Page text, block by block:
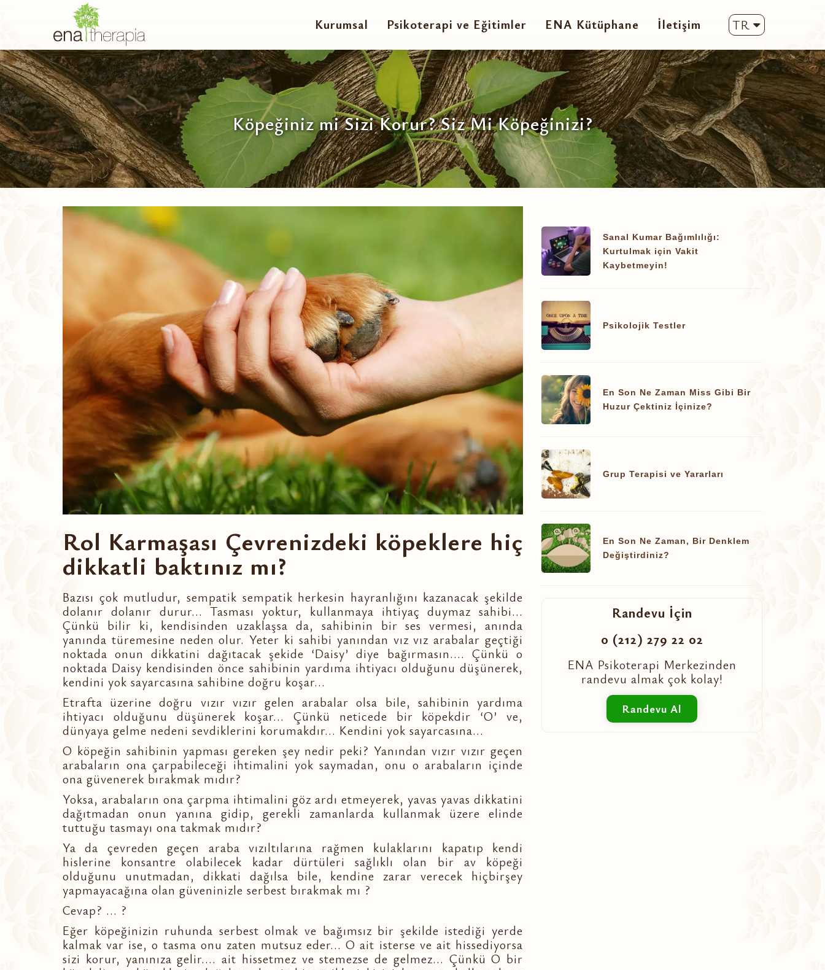
Kurumsal Psikoterapi ve Eğitimler ENA Kütüphane İletişim TR
Köpeğiniz mi Sizi Korur? Siz Mi Köpeğinizi?
Rol Karmaşası Çevrenizdeki köpeklere hiç
dikkatli baktınız mı?
Bazısı çok mutludur, sempatik sempatik herkesin hayranlığını kazanacak şekilde
dolanır dolanır durur... Tasması yoktur, kullanmaya ihtiyaç duymaz sahibi...
Çünkü bilir ki, kendisinden uzaklaşsa da, sahibinin bir ses vermesi, anında
yanında türemesine neden olur. Yeter ki sahibi yanından vız vız arabalar geçtiği
noktada onun dikkatini dağıtacak şekide ‘Daisy’ diye bağırmasın.... Çünkü o
noktada Daisy kendisinden önce sahibinin yardıma ihtiyacı olduğunu düşünerek,
kendini yok sayarcasına sahibine doğru koşar...
Etrafta üzerine doğru vızır vızır gelen arabalar olsa bile, sahibinin yardıma
ihtiyacı olduğunu düşünerek koşar... Çünkü neticede bir köpekdir ‘O’ ve,
dünyaya gelme nedeni sevdiklerini korumakdır... Kendini yok sayarcasına...
O köpeğin sahibinin yapması gereken şey nedir peki? Yanından vızır vızır geçen
arabaların ona çarpabileceği ihtimalini yok saymadan, onu o arabaların içinde
ona güvenerek bırakmak mıdır?
Yoksa, arabaların ona çarpma ihtimalini göz ardı etmeyerek, yavas yavas dikkatini
dağıtmadan onun yanına gidip, gerekli zamanlarda kullanmak üzere elinde
tuttuğu tasmayı ona takmak mıdır?
Ya da çevreden geçen araba vızıltılarına rağmen kulaklarını kapatıp kendi
hislerine konsantre olabilecek kadar dürtüleri sağlıklı olan bir av köpeği
olduğunu unutmadan, dikkati dağılsa bile, kendine zarar verecek hiçbirşey
yapmayacağına olan güveninizle serbest bırakmak mı ?
Cevap? ... ?
Eğer köpeğinizin ruhunda serbest olmak ve bağımsız bir şekilde istediği yerde
kalmak var ise, o tasma onu zaten mutsuz eder... O ait isterse ve ait hissediyorsa
sizi korur, yanınıza gelir.... ait hissetmez ve stemezse de gelmez... Çünkü O bir
Sanal Kumar Bağımlılığı:
Kurtulmak için Vakit
Kaybetmeyin!
Psikolojik Testler
En Son Ne Zaman Miss Gibi Bir
Huzur Çektiniz İçinize?
Grup Terapisi ve Yararları
En Son Ne Zaman, Bir Denklem
Değiştirdiniz?
Randevu İçin
0 (212) 279 22 02
ENA Psikoterapi Merkezinden
randevu almak çok kolay!
Randevu Al